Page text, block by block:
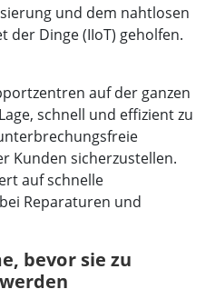
und dem nahtlosen
der Dinge (IIoT) geholfen.
auf der ganzen
schnell und effizient zu
Kunden sicherzustellen.
auf schnelle
Reparaturen und
bevor sie zu